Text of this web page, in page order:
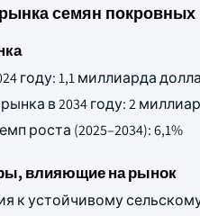
семян покровных
году: 1,1 миллиарда
в 2034 году: 2
роста (2025–2034): 6,1%
влияющие на рынок
к устойчивому